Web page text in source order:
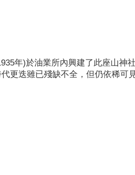
年)於油業所內興建了此座山
更迭雖已殘缺不全，但仍依稀可